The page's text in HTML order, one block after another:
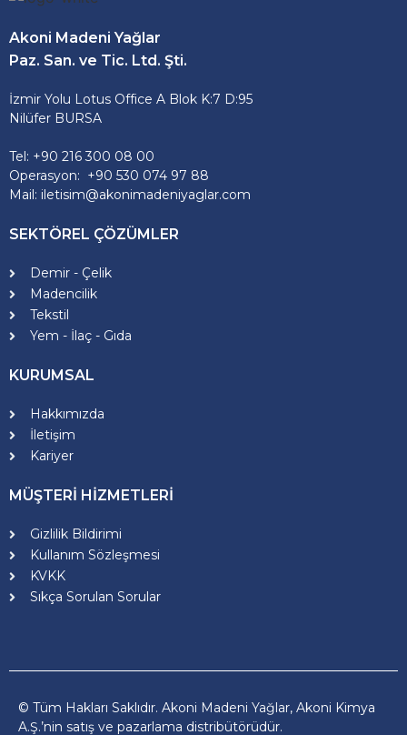
Akoni Madeni Yağlar
Paz. San. ve Tic. Ltd. Şti.
İzmir Yolu Lotus Office A Blok K:7 D:95
Nilüfer BURSA
Tel: +90 216 300 08 00
Operasyon: +90 530 074 97 88
Mail: iletisim@akonimadeniyaglar.com
SEKTÖREL ÇÖZÜMLER
Demir - Çelik
Madencilik
Tekstil
Yem - İlaç - Gıda
KURUMSAL
Hakkımızda
İletişim
Kariyer
MÜŞTERİ HİZMETLERİ
Gizlilik Bildirimi
Kullanım Sözleşmesi
KVKK
Sıkça Sorulan Sorular
© Tüm Hakları Saklıdır. Akoni Madeni Yağlar, Akoni Kimya
A.Ş.’nin satış ve pazarlama distribütörüdür.